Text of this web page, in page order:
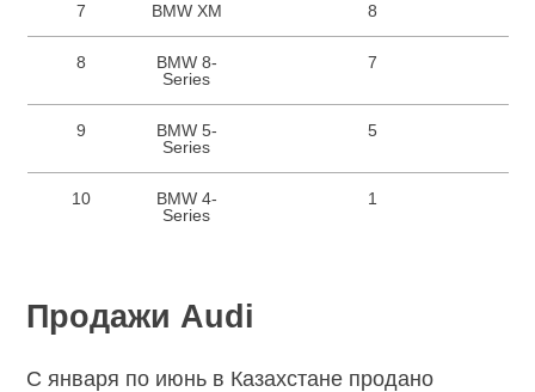
7 BMW XM 8
8
BMW 8-
Series
7
9
BMW 5-
Series
5
10
BMW 4-
Series
1
Продажи Audi
С января по июнь в Казахстане продано